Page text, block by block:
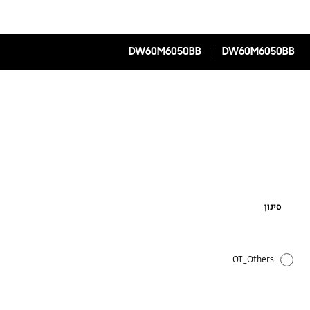
DW60M6050BB
DW60M6050BB
סינון
OT_Others